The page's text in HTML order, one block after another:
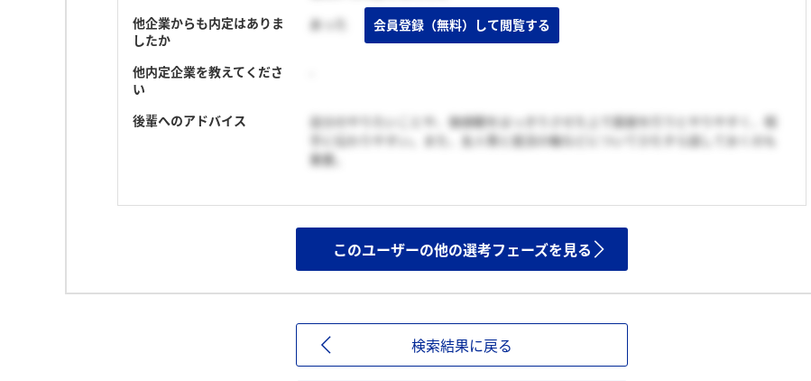
他企業からも内定はありま
したか
あった
他内定企業を教えてくださ
い
後輩へのアドバイス
自分のやりたいことや、価値観をはっきりさせた上で面接を行うとやりやすく、相
手に伝わりやすい。また、友人等と就活の軸などについてひたすら話しておくのも
重要。
会員登録（無料）して閲覧する
このユーザーの他の選考フェーズを見る
検索結果に戻る